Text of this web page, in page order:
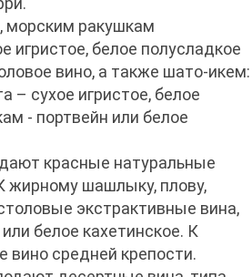
морским ракушкам
игристое, белое полусладкое
вино, а также шато-икем:
– сухое игристое, белое
- портвейн или белое
красные натуральные
жирному шашлыку, плову,
экстрактивные вина,
белое кахетинское. К
вино средней крепости.